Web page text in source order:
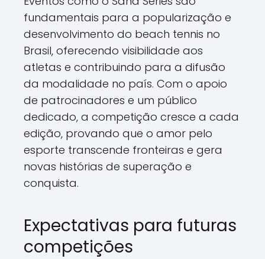
fundamentais para a popularização e
desenvolvimento do beach tennis no
Brasil, oferecendo visibilidade aos
atletas e contribuindo para a difusão
da modalidade no país. Com o apoio
de patrocinadores e um público
dedicado, a competição cresce a cada
edição, provando que o amor pelo
esporte transcende fronteiras e gera
novas histórias de superação e
conquista.
Expectativas para futuras
competições